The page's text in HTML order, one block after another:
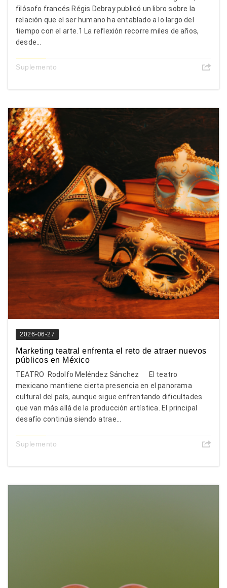
filósofo francés Régis Debray publicó un libro sobre la
relación que el ser humano ha entablado a lo largo del
tiempo con el arte.1 La reflexión recorre miles de años,
desde...
Suplemento
2026-06-27
Marketing teatral enfrenta el reto de atraer nuevos
públicos en México
TEATRO Rodolfo Meléndez Sánchez El teatro
mexicano mantiene cierta presencia en el panorama
cultural del país, aunque sigue enfrentando dificultades
que van más allá de la producción artística. El principal
desafío continúa siendo atrae...
Suplemento